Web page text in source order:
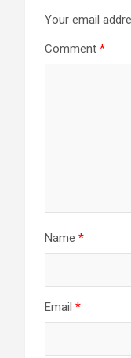
Your email
Comment *
Name *
Email *